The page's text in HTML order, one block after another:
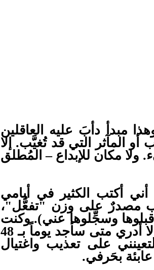
دأبَ عليه العاقلين
أو المآثر التي قد تُغيَّب. إلا
مكان للإبداع – المُطلق
أكتب الكثير في أيامي
مصدرٌ على وزن "تفعُّل"،
وسجِّلوها عني). وكنت
أتعذر بالوقت، وأحياناً بفتور شيطانتي المُلازمة، ولا أدري متى سأجد يوماً بـ 48
على تعذيب واغتيال
عابئة بحَرفي.